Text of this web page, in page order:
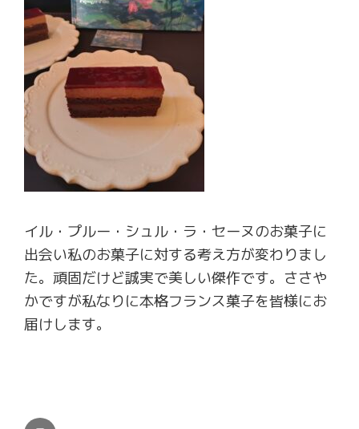
イル・プルー・シュル・ラ・セーヌのお菓子に
出会い私のお菓子に対する考え方が変わりまし
た。頑固だけど誠実で美しい傑作です。ささや
かですが私なりに本格フランス菓子を皆様にお
届けします。